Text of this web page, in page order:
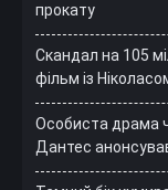
прокату
Скандал на 105
фільм із
Особиста драма
Дантес